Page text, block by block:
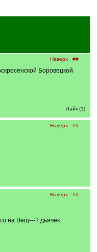
Наверх ##
Боровецкой
Лайк (1)
Наверх ##
Наверх ##
на Вещ---? дьячек